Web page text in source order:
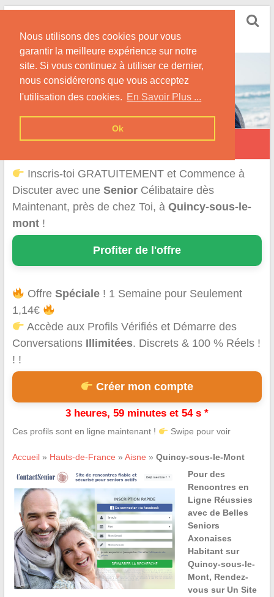
Nous utilisons des cookies pour vous
garantir la meilleure expérience sur notre
site. Si vous continuez à utiliser ce dernier,
nous considérerons que vous acceptez
l'utilisation des cookies. En Savoir Plus ...
Ok
Skip
content
Conseils & Infos pour la Rencontre d'une Senior
Quincy-sous-le-Mont
Inscris-toi GRATUITEMENT et Commence à
Discuter avec une SeniorCélibataire dès
Maintenant, près de chez Toi, à Quincy-sous-le-
mont!
Profiter de l'offre
OffreSpéciale ! 1 Semaine pour Seulement
1,14€
Accède aux Profils Vérifiés et Démarre des
Conversations Illimitées. Discrets & 100 % Réels !
! !
Créer mon compte
3 heures, 59 minutes et 54 s *
Ces profils sont en ligne maintenant ! Swipe pour voir
Accueil» Hauts-de-France » Aisne » Quincy-sous-le-Mont
Pour des
Rencontres en
Ligne Réussies
avec de Belles
Seniors
Axonaises
Habitant sur
Quincy-sous-le-
Mont, Rendez-
vous sur Un Site